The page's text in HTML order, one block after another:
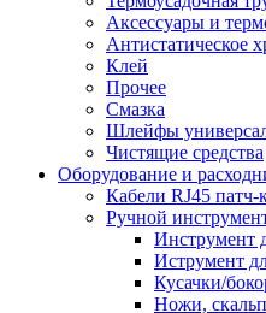
Аксессуары и
Антистатическое
Клей
Прочее
Смазка
Шлейфы
Чистящие средства
Оборудование и
Кабели RJ45 патч-
Ручной
Инструмент
Иструмент
Кусачки/
Ножи,